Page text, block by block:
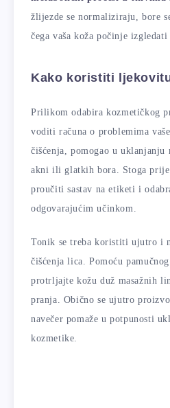
žlijezde se normaliziraju, bore
čega vaša koža počinje izgledati
Kako koristiti
Prilikom odabira kozmetičkog
voditi računa o problemima
čišćenja, pomogao u uklanjanju
akni ili glatkih bora. Stoga
proučiti sastav na etiketi i
odgovarajućim učinkom.
Tonik se treba koristiti ujutro i
čišćenja lica. Pomoću
protrljajte kožu duž masažnih
pranja. Obično se ujutro
navečer pomaže u potpunosti
kozmetike.